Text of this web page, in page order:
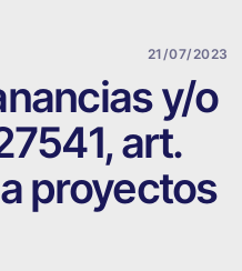
21/07/2023
y/o
art.
proyectos